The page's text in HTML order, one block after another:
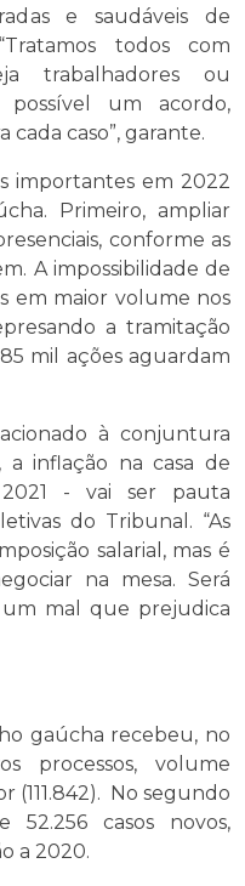
e saudáveis de
todos com
trabalhadores ou
possível um acordo,
cada caso”, garante.
importantes em 2022
Primeiro, ampliar
conforme as
A impossibilidade de
em maior volume nos
a tramitação
mil ações aguardam
à conjuntura
a inflação na casa de
- vai ser pauta
do Tribunal. “As
salarial, mas é
na mesa. Será
mal que prejudica
gaúcha recebeu, no
processos, volume
(111.842). No segundo
casos novos,
a 2020.